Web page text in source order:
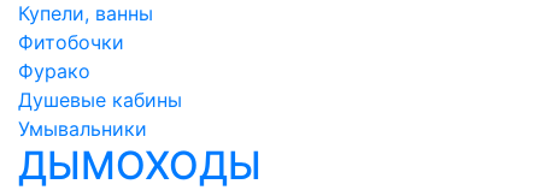
Купели, ванны
Фитобочки
Фурако
Душевые кабины
Умывальники
ДЫМОХОДЫ